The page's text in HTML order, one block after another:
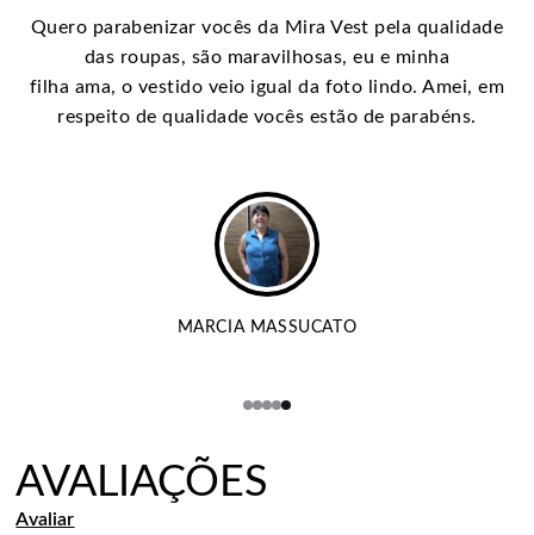
Quero parabenizar vocês da Mira Vest pela qualidade
das roupas, são maravilhosas, eu e minha
filha ama, o vestido veio igual da foto lindo. Amei, em
respeito de qualidade vocês estão de parabéns.
MARCIA MASSUCATO